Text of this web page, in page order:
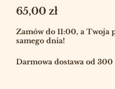
Cena
65,00 zł
Zamów do 11:00, a Twoja
samego dnia!
Darmowa dostawa od 300